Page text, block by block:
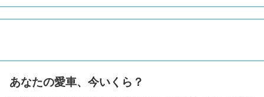
あなたの愛車、今いくら？